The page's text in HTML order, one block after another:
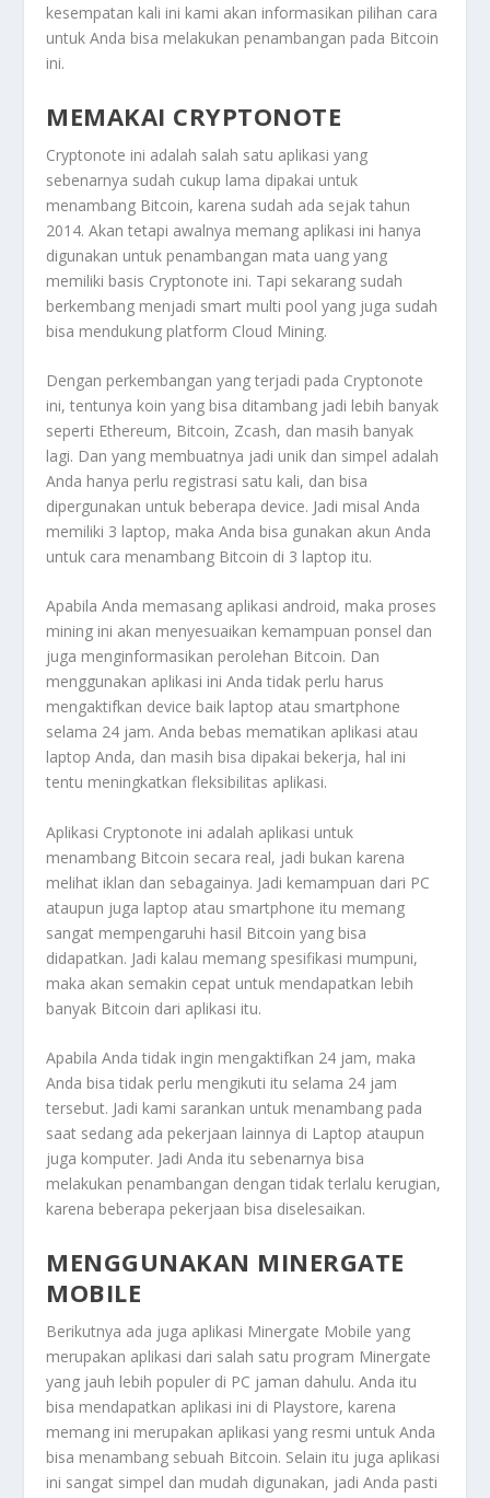
kesempatan kali ini kami akan informasikan pilihan cara
untuk Anda bisa melakukan penambangan pada Bitcoin
ini.
MEMAKAI CRYPTONOTE
Cryptonote ini adalah salah satu aplikasi yang
sebenarnya sudah cukup lama dipakai untuk
menambang Bitcoin, karena sudah ada sejak tahun
2014. Akan tetapi awalnya memang aplikasi ini hanya
digunakan untuk penambangan mata uang yang
memiliki basis Cryptonote ini. Tapi sekarang sudah
berkembang menjadi smart multi pool yang juga sudah
bisa mendukung platform Cloud Mining.
Dengan perkembangan yang terjadi pada Cryptonote
ini, tentunya koin yang bisa ditambang jadi lebih banyak
seperti Ethereum, Bitcoin, Zcash, dan masih banyak
lagi. Dan yang membuatnya jadi unik dan simpel adalah
Anda hanya perlu registrasi satu kali, dan bisa
dipergunakan untuk beberapa device. Jadi misal Anda
memiliki 3 laptop, maka Anda bisa gunakan akun Anda
untuk cara menambang Bitcoin di 3 laptop itu.
Apabila Anda memasang aplikasi android, maka proses
mining ini akan menyesuaikan kemampuan ponsel dan
juga menginformasikan perolehan Bitcoin. Dan
menggunakan aplikasi ini Anda tidak perlu harus
mengaktifkan device baik laptop atau smartphone
selama 24 jam. Anda bebas mematikan aplikasi atau
laptop Anda, dan masih bisa dipakai bekerja, hal ini
tentu meningkatkan fleksibilitas aplikasi.
Aplikasi Cryptonote ini adalah aplikasi untuk
menambang Bitcoin secara real, jadi bukan karena
melihat iklan dan sebagainya. Jadi kemampuan dari PC
ataupun juga laptop atau smartphone itu memang
sangat mempengaruhi hasil Bitcoin yang bisa
didapatkan. Jadi kalau memang spesifikasi mumpuni,
maka akan semakin cepat untuk mendapatkan lebih
banyak Bitcoin dari aplikasi itu.
Apabila Anda tidak ingin mengaktifkan 24 jam, maka
Anda bisa tidak perlu mengikuti itu selama 24 jam
tersebut. Jadi kami sarankan untuk menambang pada
saat sedang ada pekerjaan lainnya di Laptop ataupun
juga komputer. Jadi Anda itu sebenarnya bisa
melakukan penambangan dengan tidak terlalu kerugian,
karena beberapa pekerjaan bisa diselesaikan.
MENGGUNAKAN MINERGATE
MOBILE
Berikutnya ada juga aplikasi Minergate Mobile yang
merupakan aplikasi dari salah satu program Minergate
yang jauh lebih populer di PC jaman dahulu. Anda itu
bisa mendapatkan aplikasi ini di Playstore, karena
memang ini merupakan aplikasi yang resmi untuk Anda
bisa menambang sebuah Bitcoin. Selain itu juga aplikasi
ini sangat simpel dan mudah digunakan, jadi Anda pasti